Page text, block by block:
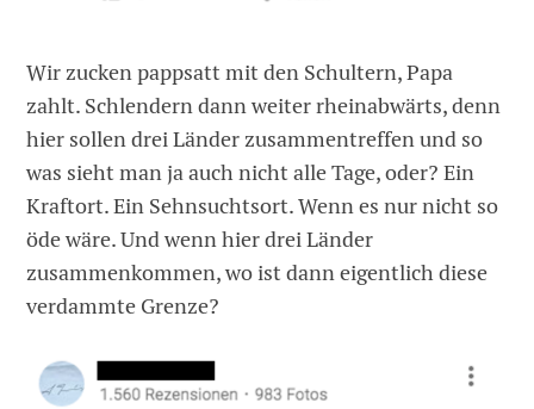
Wir zucken pappsatt mit den Schultern, Papa
zahlt. Schlendern dann weiter rheinabwärts, denn
hier sollen drei Länder zusammentreffen und so
was sieht man ja auch nicht alle Tage, oder? Ein
Kraftort. Ein Sehnsuchtsort. Wenn es nur nicht so
öde wäre. Und wenn hier drei Länder
zusammenkommen, wo ist dann eigentlich diese
verdammte Grenze?